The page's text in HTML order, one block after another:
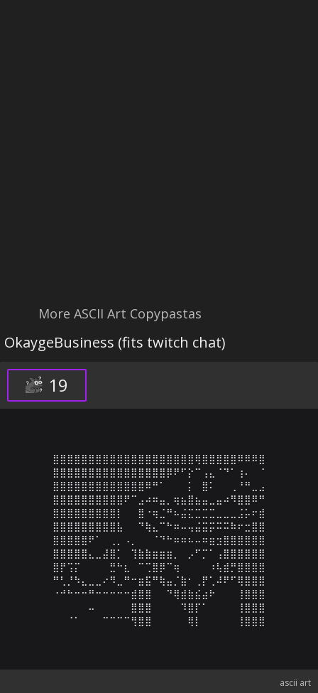
More ASCII Art Copypastas
OkaygeBusiness (fits twitch chat)
19
⣿⣿⣿⣿⣿⣿⣿⣿⣿⣿⣿⣿⣿⣿⣿⣿⣿⣿⣿⣿⢿⣿⣿⣿⣿⣿⠿⠿⠿⣿
⣿⣿⣿⣿⣿⣿⣿⣿⣿⣿⣿⣿⣿⣿⣿⣿⡿⠟⠋⡕⠉⢠⣄⠈⠙⠁⢰⠄⠀⠈
⣿⣿⣿⣿⣿⣿⣿⣿⣿⣿⣿⣿⣿⠿⠛⠁⠀⠀⠀⡅⠀⣿⠅⠀⠀⢀⠘⠛⣀⣠
⣿⣿⣿⣿⣿⣿⣿⣿⣿⣿⠟⠉⣠⠴⠶⣤⡀⢶⣦⣿⣦⣤⣀⣤⠴⠻⣿⣿⠿⠛
⣿⣿⣿⣿⣿⣿⣿⣿⣿⡇⠀⠀⣿⠐⢶⣈⠛⠦⣬⣍⣉⣉⣉⣀⣀⣀⣨⡥⠖⣾
⣿⣿⣿⣿⣿⣿⣿⣿⣿⣧⠀⠀⠙⢷⣄⠉⠓⠶⠤⢤⣬⣭⡭⠭⠭⠷⠖⣒⣿⣿
⣿⣿⣿⣿⣿⠟⠁⠀⢀⡀⠠⡀⠀⠀⠈⠙⠓⠶⠶⠦⠤⠶⣶⣲⣿⣿⣿⣿⣿⣿
⣿⣿⣿⣿⣿⣄⣀⣼⣿⡁⠀⢹⣷⣷⣶⣶⣶⡀⠀⡠⠋⡉⠁⢠⣿⣿⣿⣿⣿⣿
⣿⡟⢩⡍⠀⠀⠀⠀⣛⠓⣆⠀⠉⢉⣿⡿⠉⢶⠀⠀⠀⠀⠰⢧⣾⡛⣿⣿⣿⣿
⠛⢃⡘⠳⣄⣀⣀⠔⠻⣀⠛⠒⣶⣯⠛⢷⣤⡈⣷⠂⢀⡟⢁⠼⠟⠋⢿⣿⣿⣿
⠐⠚⠓⠒⠒⠛⠒⠒⠒⠒⠒⣾⣿⣿⠀⠀⠙⢿⣾⣷⣮⣴⠗⠀⠀⠀⢸⣿⣿⣿
⠀⠀⠀⠀⠀⠤⠀⠀⠀⠀⠀⣿⣿⣿⠀⠀⠀⠀⠹⣿⡏⠁⠀⠀⠀⠀⢸⣿⣿⣿
⠀⠀⠈⠁⠀⠀⠀⠉⠉⠉⠉⢻⣿⣿⠀⠀⠀⠀⠀⢿⡇⠀⠀⠀⠀⠀⢸⣿⣿⣿
ascii art